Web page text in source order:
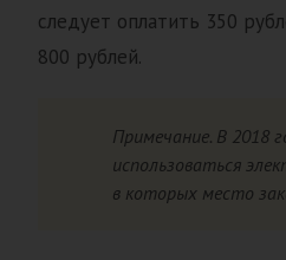
следует оплатить 350
800 рублей.
Примечание. В 2018
использоваться
в которых место